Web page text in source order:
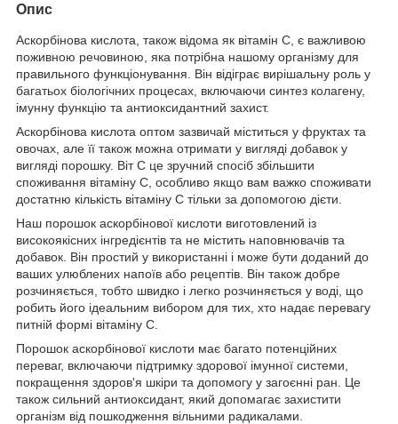
Опис
Аскорбінова кислота, також відома як вітамін С, є важливою
поживною речовиною, яка потрібна нашому організму для
правильного функціонування. Він відіграє вирішальну роль у
багатьох біологічних процесах, включаючи синтез колагену,
імунну функцію та антиоксидантний захист.
Аскорбінова кислота оптом зазвичай міститься у фруктах та
овочах, але її також можна отримати у вигляді добавок у
вигляді порошку. Віт С це зручний спосіб збільшити
споживання вітаміну С, особливо якщо вам важко споживати
достатню кількість вітаміну С тільки за допомогою дієти.
Наш порошок аскорбінової кислоти виготовлений із
високоякісних інгредієнтів та не містить наповнювачів та
добавок. Він простий у використанні і може бути доданий до
ваших улюблених напоїв або рецептів. Він також добре
розчиняється, тобто швидко і легко розчиняється у воді, що
робить його ідеальним вибором для тих, хто надає перевагу
питній формі вітаміну С.
Порошок аскорбінової кислоти має багато потенційних
переваг, включаючи підтримку здорової імунної системи,
покращення здоров'я шкіри та допомогу у загоєнні ран. Це
також сильний антиоксидант, який допомагає захистити
організм від пошкодження вільними радикалами.